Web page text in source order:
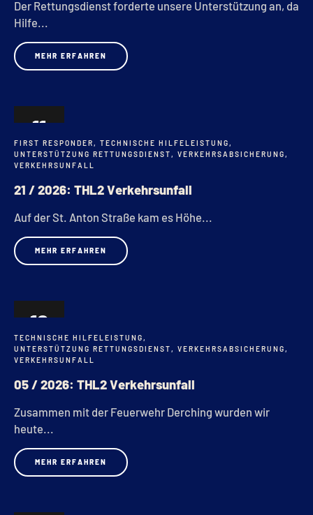
Der Rettungsdienst forderte unsere Unterstützung an, da
Hilfe...
MEHR ERFAHREN
11
APR.
FIRST RESPONDER, TECHNISCHE HILFELEISTUNG,
UNTERSTÜTZUNG RETTUNGSDIENST, VERKEHRSABSICHERUNG,
VERKEHRSUNFALL
21 / 2026: THL2 Verkehrsunfall
Auf der St. Anton Straße kam es Höhe...
MEHR ERFAHREN
12
FEB.
TECHNISCHE HILFELEISTUNG,
UNTERSTÜTZUNG RETTUNGSDIENST, VERKEHRSABSICHERUNG,
VERKEHRSUNFALL
05 / 2026: THL2 Verkehrsunfall
Zusammen mit der Feuerwehr Derching wurden wir
heute...
MEHR ERFAHREN